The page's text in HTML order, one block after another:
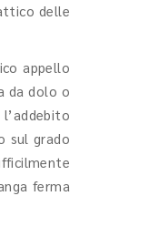
delle
appello
da dolo o
sul grado
ferma